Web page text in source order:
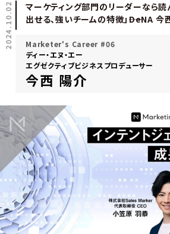
2024.10.02
マーケティング部門のリーダーなら読
出せる、強いチームの特徴」――DeNA
Marketer's Career #06
ディー・エヌ・エー
エグゼクティブビジネスプロデューサー
今西 陽介